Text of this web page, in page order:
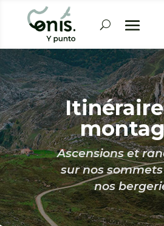
Ascensions et
sur nos
nos